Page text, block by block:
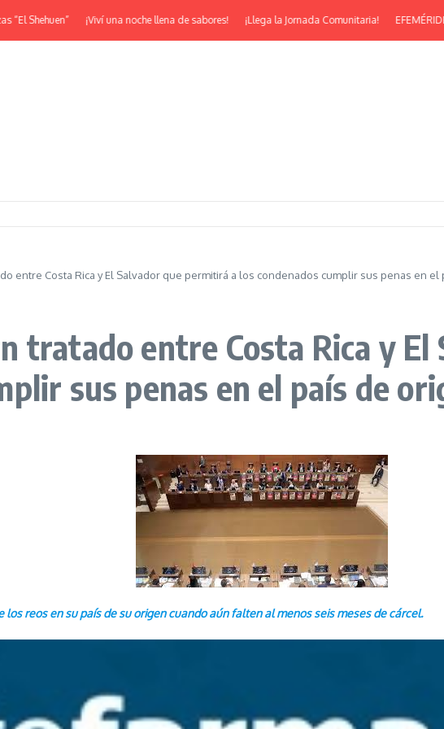
Shehuen” ¡Viví una noche llena de sabores! ¡Llega la Jornada Comunitaria! EFEMÉRIDES |
entre Costa Rica y El Salvador que permitirá a los condenados cumplir sus penas en el
tratado entre Costa Rica y
sus penas en el país de
reos en su país de su origen cuando aún falten al menos seis meses de cárcel.